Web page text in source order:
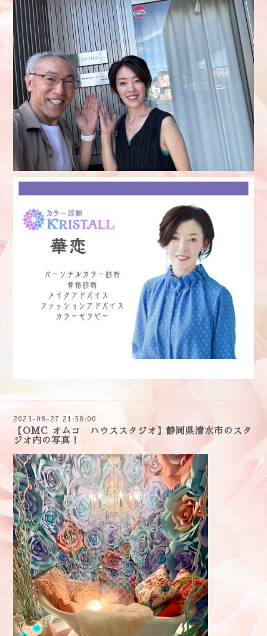
2023-08-27 21:58:00
【OMC オムコ ハウススタジオ】静岡県清水市のスタ
ジオ内の写真！